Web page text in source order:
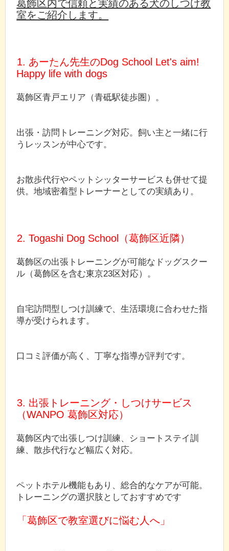
葛飾区内で信頼と実績のある犬のしつけ教
室をご紹介します。
1. あーたん先生のDog School Let's aim!
Happy life with dogs
葛飾区青戸エリア（青砥駅徒歩圏）。
出張・訪問トレーニング対応。飼い主と一緒に行
うレッスンが中心です。
お散歩代行やペットシッターサービスも併せて提
供。地域密着型トレーナーとしての実績あり。
2. Togashi Dog School（葛飾区近隣）
葛飾区の出張トレーニングが可能なドッグスクー
ル（葛飾区を含む東京23区対応）。
自宅訪問型しつけ訓練で、生活環境に合わせた指
導が受けられます。
口コミ評価が高く、丁寧な指導が評判です。
3. 出張トレーニング・しつけサービス
（WANPO 葛飾区対応）
葛飾区内で出張しつけ訓練、ショートステイ訓
練、散歩代行など幅広く対応。
ペットホテル機能もあり、総合的なケアが可能。
トレーニングの選択肢としておすすめです
「葛飾区で教室選びに悩む人へ」